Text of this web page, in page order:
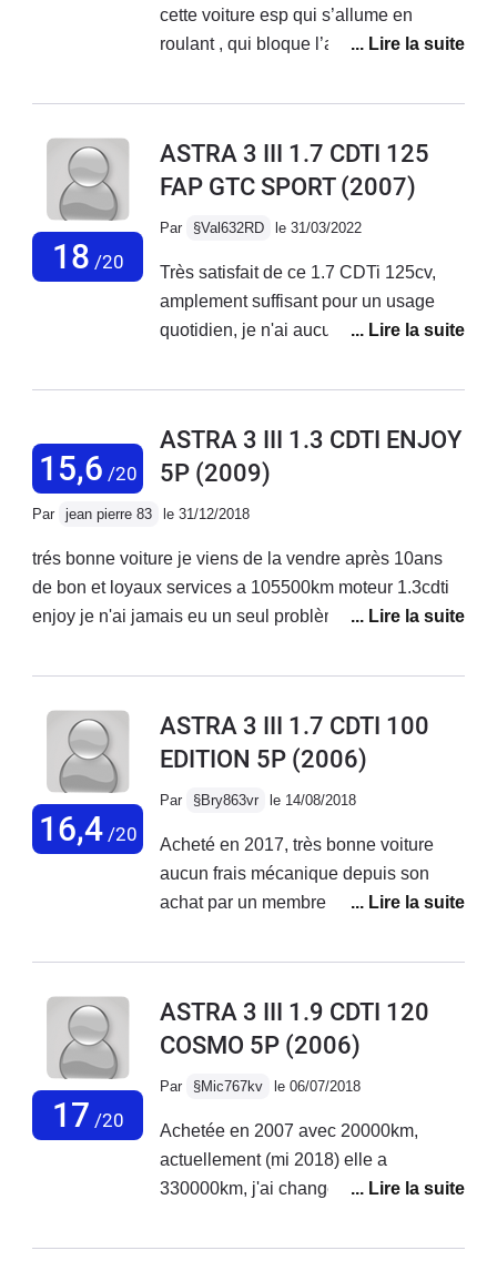
cette voiture esp qui s’allume en
roulant , qui bloque l’accélérateur
va pas plus vite que 50km .N’éteint le
redémarre le voyant a disparu et la
voiture roule comme si de rien .Cela
vous arrive sur l’autoroute vous avez
l’impression que vous allez mourrir
parce que les camions vous frôle Et
marre de cette voiture je regrette de
agréable à rouler.
18 /20
ASTRA 3 III 1.7 CDTI 125
FAP GTC SPORT(2007)
Par §Val632RD le 31/03/2022
Très satisfait de ce 1.7 CDTi 125cv,
amplement suffisant pour un usage
quotidien, je n'ai aucun soucis de
qui vieillit très bien dans son
position de conduite idéal. Le bouton
sport offre un petit peu plus de
se sent en sécurité.
15,6 /20
ASTRA 3 III 1.3 CDTI ENJOY
5P (2009)
Par jean pierre 83 le 31/12/2018
trés bonne voiture je viens de la vendre après 10ans
de bon et loyaux services a 105500km moteur 1.3cdti
enjoy je n'ai jamais eu un seul problème avec révision
suis fidéle opel depuis 1976 c'est de loin l'astra la plus
le seul défaut trop juste en puissance pour doubler il
faut couper la clim il faut la faire chauffer calmement et
ne pas tirer sur la mécanique et la aucun problème je
la conseille pour un jeune couple avec enfants surtout
la mienne (breack)
16,4/20
ASTRA 3 III 1.7 CDTI 100
EDITION 5P (2006)
Par §Bry863vr le 14/08/2018
Acheté en 2017, très bonne voiture
aucun frais mécanique depuis son
achat par un membre de ma famille en
et pièce d'usure : batterie , alternateur ,
stabilisatrice, Seule bémol elle
manque un poil de puissance pour son
17 /20
ASTRA 3 III 1.9 CDTI 120
COSMO 5P (2006)
Par §Mic767kv le 06/07/2018
Achetée en 2007 avec 20000km,
actuellement (mi 2018) elle a
330000km, j'ai changé la batterie (x2),
suspension et moteur ...